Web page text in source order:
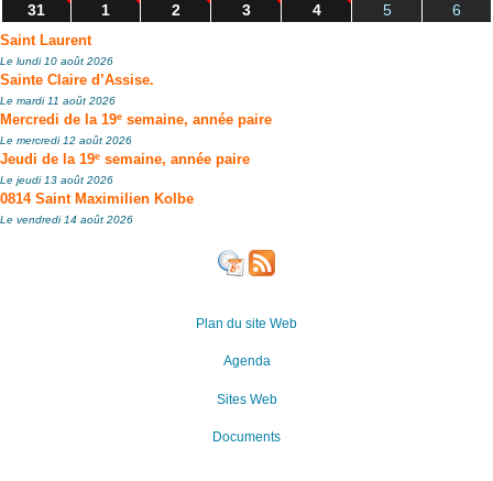
31
1 2 3 4 5 6
Saint Laurent
Le lundi 10 août 2026
Sainte Claire d’Assise.
Le mardi 11 août 2026
Mercredi de la 19e semaine, année paire
Le mercredi 12 août 2026
Jeudi de la 19e semaine, année paire
Le jeudi 13 août 2026
0814 Saint Maximilien Kolbe
Le vendredi 14 août 2026
Plan du site Web
Agenda
Sites Web
Documents